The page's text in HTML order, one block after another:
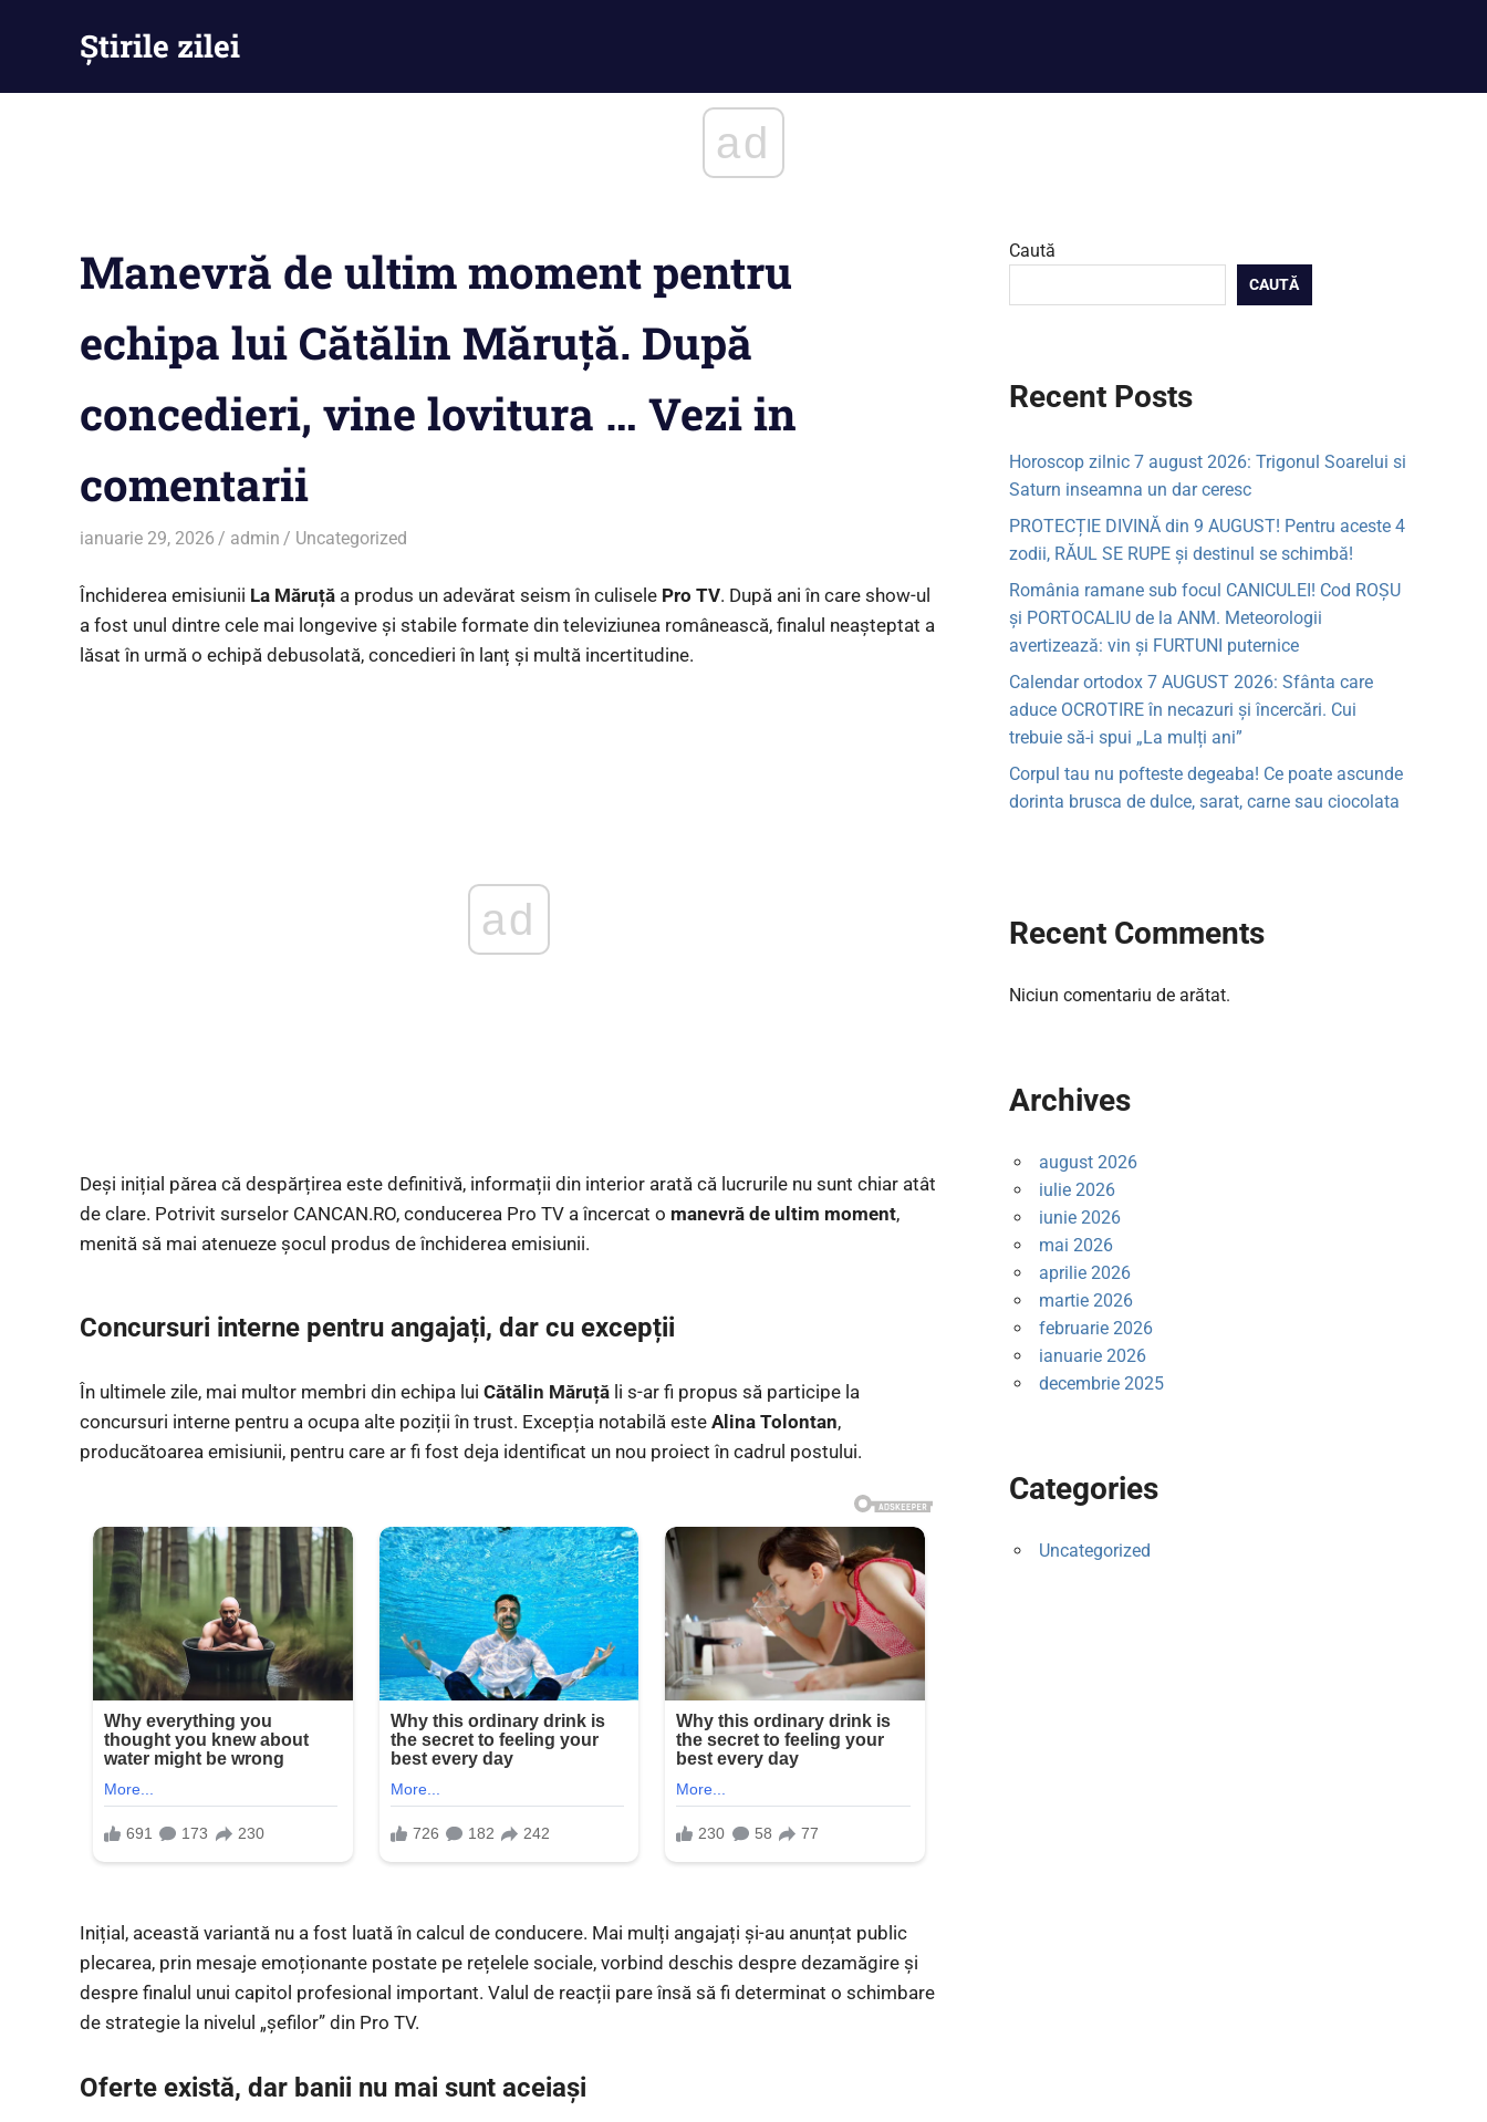
Știrile zilei
tot
ce
întămplă
ad
Manevră de ultim moment pentru
echipa lui Cătălin Măruță. După
concedieri, vine lovitura … Vezi in
comentarii
ianuarie 29, 2026 admin Uncategorized
Închiderea emisiunii La Măruță a produs un adevărat seism în culisele Pro TV. După ani în care show-ul
a fost unul dintre cele mai longevive și stabile formate din televiziunea românească, finalul neașteptat a
lăsat în urmă o echipă debusolată, concedieri în lanț și multă incertitudine.
ad
Deși inițial părea că despărțirea este definitivă, informații din interior arată că lucrurile nu sunt chiar atât
de clare. Potrivit surselor CANCAN.RO, conducerea Pro TV a încercat o manevră de ultim moment,
menită să mai atenueze șocul produs de închiderea emisiunii.
Concursuri interne pentru angajați, dar cu excepții
În ultimele zile, mai multor membri din echipa lui Cătălin Măruță li s-ar fi propus să participe la
concursuri interne pentru a ocupa alte poziții în trust. Excepția notabilă este Alina Tolontan,
producătoarea emisiunii, pentru care ar fi fost deja identificat un nou proiect în cadrul postului.
Inițial, această variantă nu a fost luată în calcul de conducere. Mai mulți angajați și-au anunțat public
plecarea, prin mesaje emoționante postate pe rețelele sociale, vorbind deschis despre dezamăgire și
despre finalul unui capitol profesional important. Valul de reacții pare însă să fi determinat o schimbare
de strategie la nivelul „șefilor” din Pro TV.
Oferte există, dar banii nu mai sunt aceiași
Caută
CAUTĂ
Recent Posts
Horoscop zilnic 7 august 2026: Trigonul Soarelui si
Saturn inseamna un dar ceresc
PROTECȚIE DIVINĂ din 9 AUGUST! Pentru aceste 4
zodii, RĂUL SE RUPE și destinul se schimbă!
România ramane sub focul CANICULEI! Cod ROȘU
și PORTOCALIU de la ANM. Meteorologii
avertizează: vin și FURTUNI puternice
Calendar ortodox 7 AUGUST 2026: Sfânta care
aduce OCROTIRE în necazuri și încercări. Cui
trebuie să-i spui „La mulți ani”
Corpul tau nu pofteste degeaba! Ce poate ascunde
dorinta brusca de dulce, sarat, carne sau ciocolata
Recent Comments
Niciun comentariu de arătat.
Archives
august 2026
iulie 2026
iunie 2026
mai 2026
aprilie 2026
martie 2026
februarie 2026
ianuarie 2026
decembrie 2025
Categories
Uncategorized